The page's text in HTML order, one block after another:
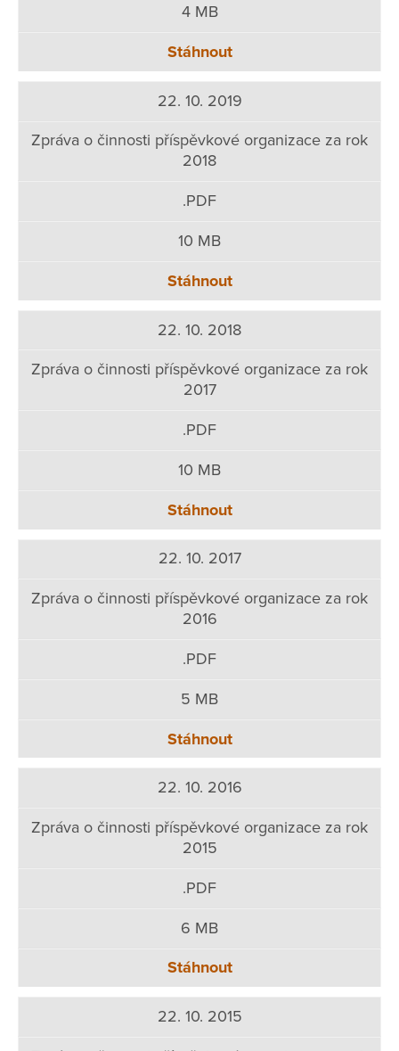
4 MB
Stáhnout
22. 10. 2019
Zpráva o činnosti příspěvkové organizace za rok
2018
.PDF
10 MB
Stáhnout
22. 10. 2018
Zpráva o činnosti příspěvkové organizace za rok
2017
.PDF
10 MB
Stáhnout
22. 10. 2017
Zpráva o činnosti příspěvkové organizace za rok
2016
.PDF
5 MB
Stáhnout
22. 10. 2016
Zpráva o činnosti příspěvkové organizace za rok
2015
.PDF
6 MB
Stáhnout
22. 10. 2015